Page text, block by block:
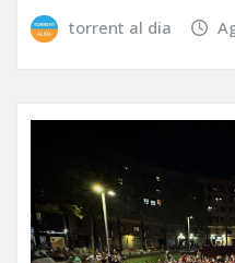
torrent al dia